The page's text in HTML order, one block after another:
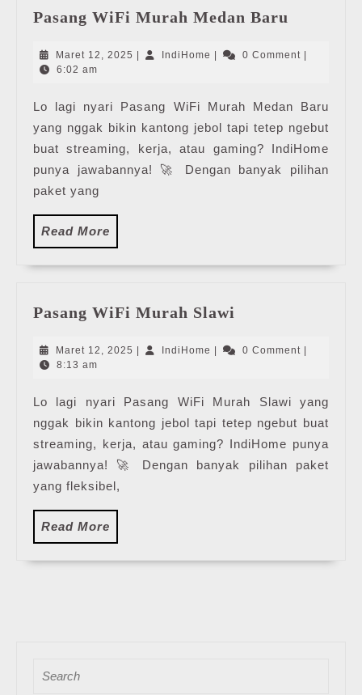
Pasang WiFi Murah Medan Baru
Murah
Maret 12, 2025 Maret
IndiHome IndiHome0 Comment
6:02 am
Lo lagi nyari Pasang WiFi Murah Medan Baru
yang nggak bikin kantong jebol tapi tetep ngebut
buat streaming, kerja, atau gaming? IndiHome
punya jawabannya! 🚀 Dengan banyak pilihan
paket yang
Read More
More
Pasang WiFi Murah Slawi
Murah
Maret 12, 2025 Maret
| IndiHome IndiHome
| 0 Comment |
8:13 am
Lo lagi nyari Pasang WiFi Murah Slawi yang
nggak bikin kantong jebol tapi tetep ngebut buat
streaming, kerja, atau gaming? IndiHome punya
jawabannya! 🚀 Dengan banyak pilihan paket
yang fleksibel,
Read More
More
for: